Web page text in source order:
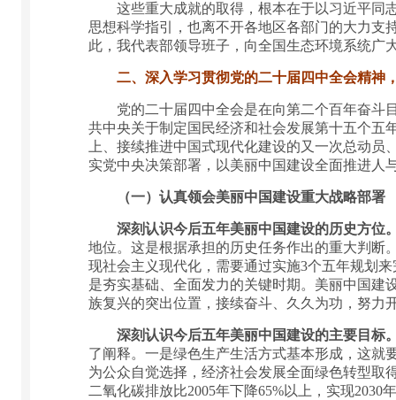
这些重大成就的取得，根本在于以习近平同志
思想科学指引，也离不开各地区各部门的大力支
此，我代表部领导班子，向全国生态环境系统广
二、深入学习贯彻党的二十届四中全会精神
党的二十届四中全会是在向第二个百年奋斗目
共中央关于制定国民经济和社会发展第十五个五
上、接续推进中国式现代化建设的又一次总动
实党中央决策部署，以美丽中国建设全面推进人
（一）认真领会美丽中国建设重大战略部署
深刻认识今后五年美丽中国建设的历史方位
地位。这是根据承担的历史任务作出的重大判断
现社会主义现代化，需要通过实施3个五年规划
是夯实基础、全面发力的关键时期。美丽中国建
族复兴的突出位置，接续奋斗、久久为功，努力
深刻认识今后五年美丽中国建设的主要目标
了阐释。一是绿色生产生活方式基本形成，这就
为公众自觉选择，经济社会发展全面绿色转型取
二氧化碳排放比2005年下降65%以上，实现